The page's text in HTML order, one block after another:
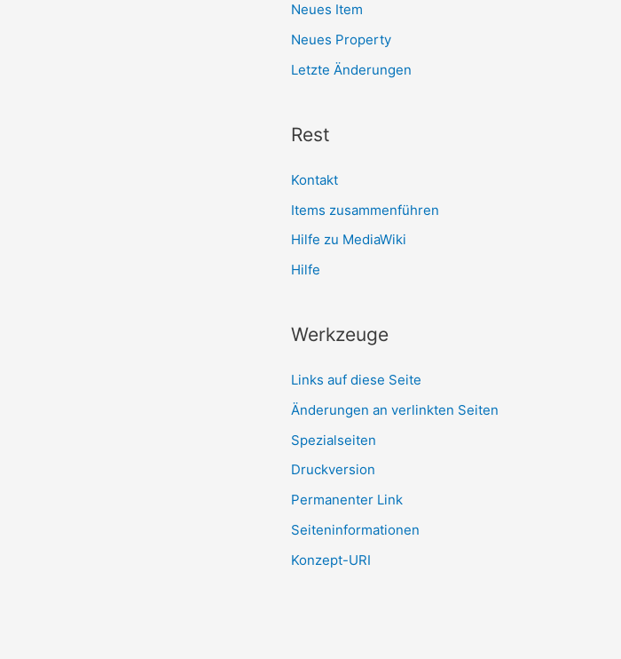
Neues Item
Neues Property
Letzte Änderungen
Rest
Kontakt
Items zusammenführen
Hilfe zu MediaWiki
Hilfe
Werkzeuge
Links auf diese Seite
Änderungen an verlinkten Seiten
Spezialseiten
Druckversion
Permanenter Link
Seiten­­informationen
Konzept-URI